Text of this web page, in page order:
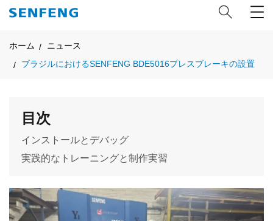
ホーム
ニュース
ブラジルにおけるSENFENG BDE5016プレスブレーキの設置
目次
インストールとデバッグ
実践的なトレーニングと制作実習